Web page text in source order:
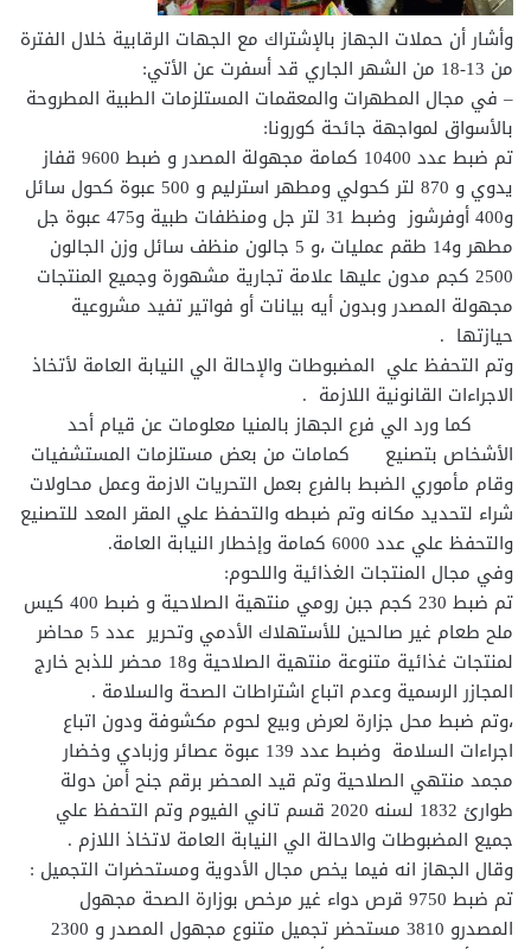
وأشار أن حملات الجهاز بالإشتراك مع الجهات الرقابية خلال الفترة
من 13-18 من الشهر الجاري قد أسفرت عن الأتي:
– في مجال المطهرات والمعقمات المستلزمات الطبية المطروحة
بالأسواق لمواجهة جائحة كورونا:
تم ضبط عدد 10400 كمامة مجهولة المصدر و ضبط 9600 قفاز
يدوي و 870 لتر كحولي ومطهر استرليم و 500 عبوة كحول سائل
و400 أوفرشوز وضبط 31 لتر جل ومنظفات طبية و475 عبوة جل
مطهر و14 طقم عمليات ،و 5 جالون منظف سائل وزن الجالون
2500 كجم مدون عليها علامة تجارية مشهورة وجميع المنتجات
مجهولة المصدر وبدون أيه بيانات أو فواتير تفيد مشروعية
حيازتها .
وتم التحفظ علي المضبوطات والإحالة الي النيابة العامة لأتخاذ
الاجراءات القانونية اللازمة .
كما ورد الي فرع الجهاز بالمنيا معلومات عن قيام أحد
الأشخاص بتصنيع كمامات من بعض مستلزمات المستشفيات
وقام مأموري الضبط بالفرع بعمل التحريات الازمة وعمل محاولات
شراء لتحديد مكانه وتم ضبطه والتحفظ علي المقر المعد للتصنيع
والتحفظ علي عدد 6000 كمامة وإخطار النيابة العامة.
وفي مجال المنتجات الغذائية واللحوم:
تم ضبط 230 كجم جبن رومي منتهية الصلاحية و ضبط 400 كيس
ملح طعام غير صالحين للأستهلاك الأدمي وتحرير عدد 5 محاضر
لمنتجات غذائية متنوعة منتهية الصلاحية و18 محضر للذبح خارج
المجازر الرسمية وعدم اتباع اشتراطات الصحة والسلامة .
،وتم ضبط محل جزارة لعرض وبيع لحوم مكشوفة ودون اتباع
اجراءات السلامة وضبط عدد 139 عبوة عصائر وزبادي وخضار
مجمد منتهي الصلاحية وتم قيد المحضر برقم جنح أمن دولة
طوارئ 1832 لسنه 2020 قسم تاني الفيوم وتم التحفظ علي
جميع المضبوطات والاحالة الي النيابة العامة لاتخاذ اللازم .
وقال الجهاز انه فيما يخص مجال الأدوية ومستحضرات التجميل :
تم ضبط 9750 قرص دواء غير مرخص بوزارة الصحة مجهول
المصدرو 3810 مستحضر تجميل متنوع مجهول المصدر و 2300